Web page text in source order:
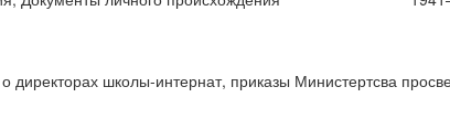
директорах школы-интернат, приказы Министертсва